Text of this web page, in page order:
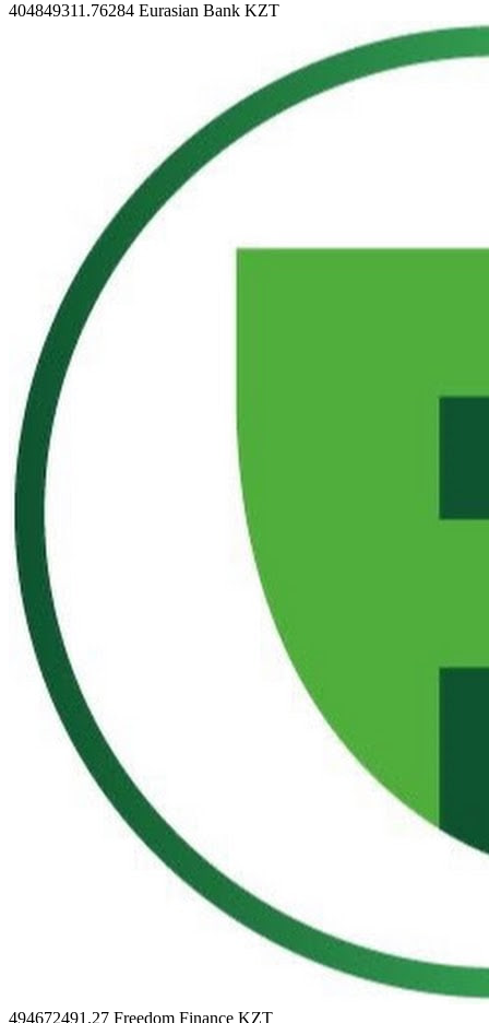
404849311.76284 Eurasian Bank KZT
494672491.27 Freedom Finance KZT